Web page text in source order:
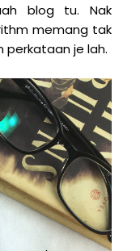
blog tu. Nak
memang tak
perkataan je lah.